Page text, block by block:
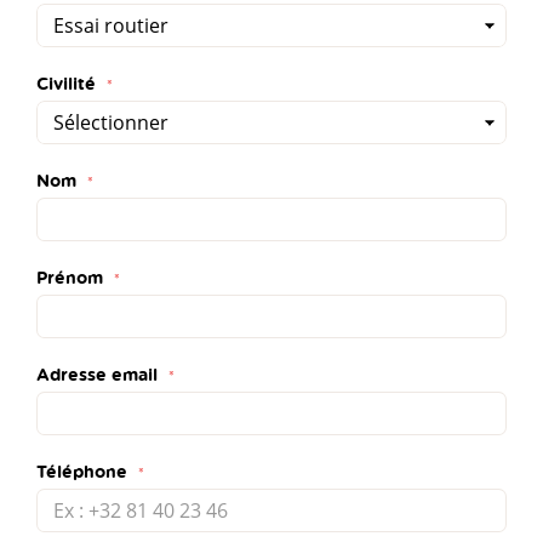
Civilité
Nom
Prénom
Adresse email
Téléphone